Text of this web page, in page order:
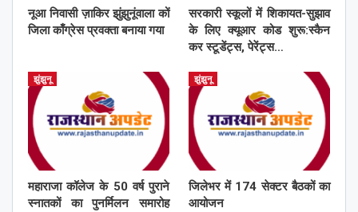
नूआ निवासी ज़ाकिर झुंझुनूंवाला कों
जिला काँग्रेस प्रवक्ता बनाया गया
सरकारी स्कूलों में शिकायत-सुझाव
के लिए क्यूआर कोड शुरू:स्कैन
कर स्टूडेंट्स, पेरेंट्स…
झुंझुनू
महाराजा कॉलेज के 50 वर्ष पुराने
स्नातकों का पुनर्मिलन समारोह
झुंझुनू
जिलेभर में 174 सेक्टर बैठकों का
आयोजन